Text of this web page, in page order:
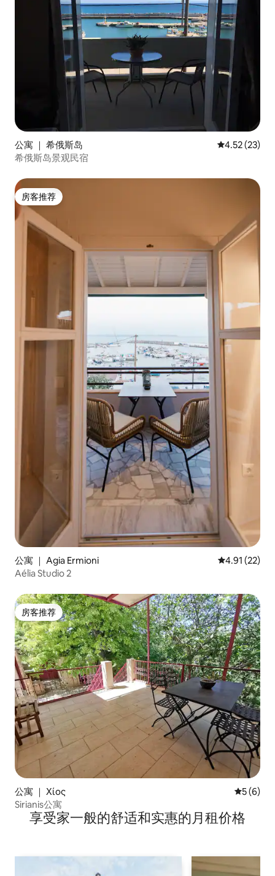
公寓 ｜ 希俄斯岛 平均评分
4.52 (23)
希俄斯岛景观民宿
房客推荐
房客推荐
公寓 ｜ Agia Ermioni 平均评分
4.91 (22)
Aélia Studio 2
房客推荐
房客推荐
公寓 ｜ Χίος 平均评分
5 (6)
Sirianis公寓
享受家一般的舒适和实惠的月租价格